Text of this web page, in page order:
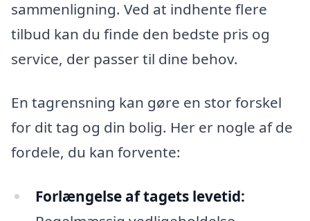
sammenligning. Ved at indhente flere
tilbud kan du finde den bedste pris og
service, der passer til dine behov.
En tagrensning kan gøre en stor forskel
for dit tag og din bolig. Her er nogle af de
fordele, du kan forvente:
Forlængelse af tagets levetid: